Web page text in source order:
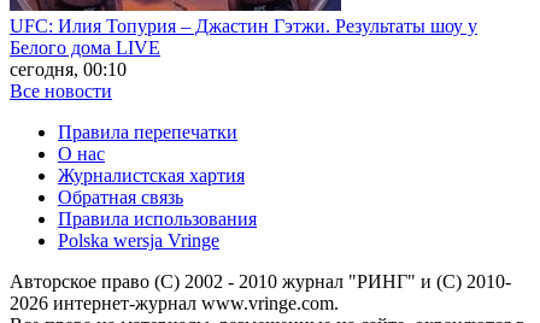
UFC: Илия Топурия – Джастин Гэтжи. Результаты шоу у
Белого дома LIVE
сегодня, 00:10
Все новости
Правила перепечатки
О нас
Журналистская хартия
Обратная связь
Правила использования
Polska wersja Vringe
Авторское право (С) 2002 - 2010 журнал "РИНГ" и (С) 2010-
2026 интернет-журнал www.vringe.com.